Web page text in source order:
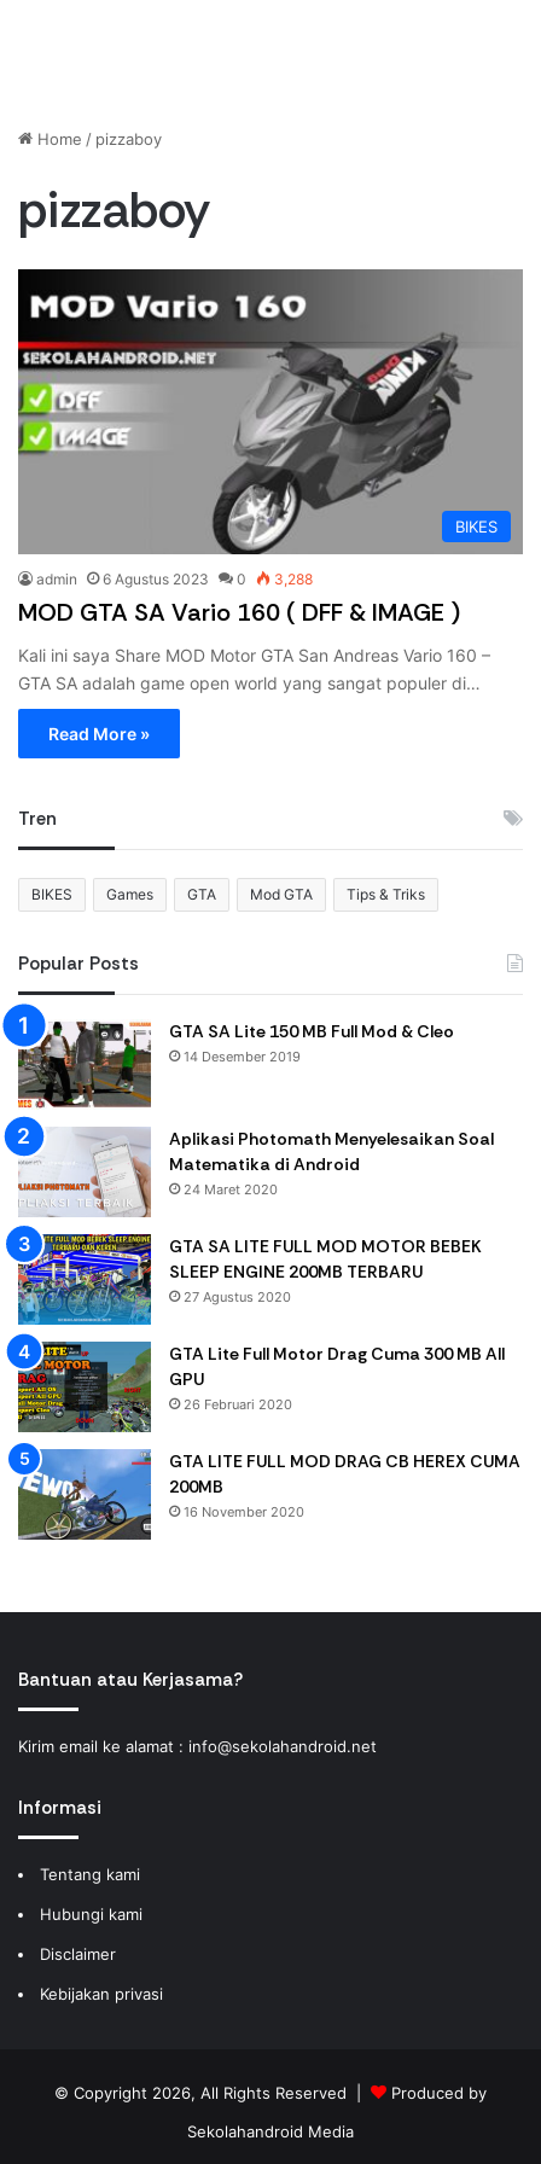
Home / pizzaboy
pizzaboy
BIKES
admin 6 Agustus 2023 0 3,288
MOD GTA SA Vario 160 ( DFF & IMAGE )
Kali ini saya Share MOD Motor GTA San Andreas Vario 160 –
GTA SA adalah game open world yang sangat populer di…
Read More »
Tren
BIKES Games GTA Mod GTA Tips & Triks
Popular Posts
GTA SA Lite 150 MB Full Mod & Cleo
14 Desember 2019
Aplikasi Photomath Menyelesaikan Soal
Matematika di Android
24 Maret 2020
GTA SA LITE FULL MOD MOTOR BEBEK
SLEEP ENGINE 200MB TERBARU
27 Agustus 2020
GTA Lite Full Motor Drag Cuma 300 MB All
GPU
26 Februari 2020
GTA LITE FULL MOD DRAG CB HEREX CUMA
200MB
16 November 2020
Bantuan atau Kerjasama?
Kirim email ke alamat : info@sekolahandroid.net
Informasi
Tentang kami
Hubungi kami
Disclaimer
Kebijakan privasi
© Copyright 2026, All Rights Reserved |
Produced by
Sekolahandroid Media